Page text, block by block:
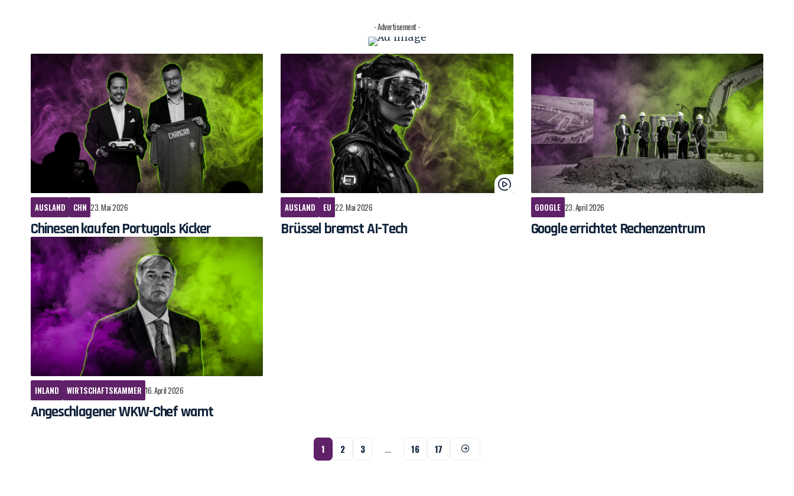
- Advertisement -
AUSLAND CHN 23. Mai 2026
Chinesen kaufen Portugals Kicker
AUSLAND EU 22. Mai 2026
Brüssel bremst AI-Tech
GOOGLE 23. April 2026
Google errichtet Rechenzentrum
INLAND WIRTSCHAFTSKAMMER 16. April 2026
Angeschlagener WKW-Chef warnt
1 2 3 … 16 17